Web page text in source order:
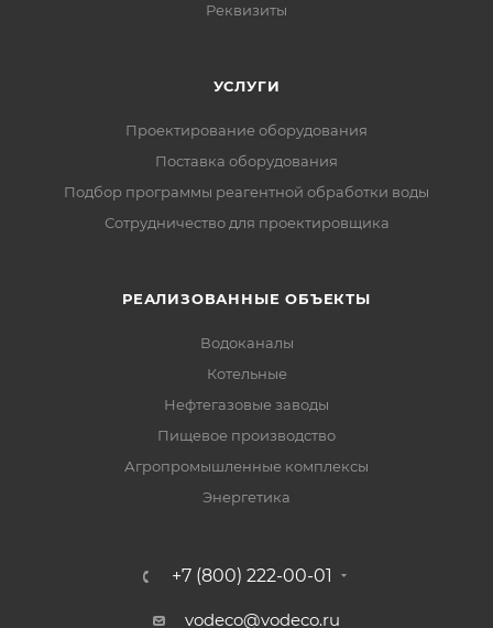
Реквизиты
УСЛУГИ
Проектирование оборудования
Поставка оборудования
Подбор программы реагентной обработки воды
Сотрудничество для проектировщика
РЕАЛИЗОВАННЫЕ ОБЪЕКТЫ
Водоканалы
Котельные
Нефтегазовые заводы
Пищевое производство
Агропромышленные комплексы
Энергетика
+7 (800) 222-00-01
vodeco@vodeco.ru